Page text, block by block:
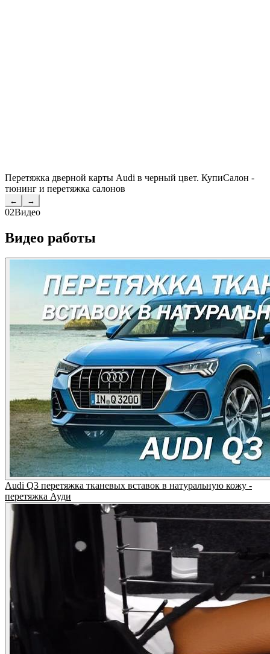
Перетяжка дверной карты Audi в черный цвет. КупиСалон -
тюнинг и перетяжка салонов
← →
02Видео
Видео работы
Audi Q3 перетяжка тканевых вставок в натуральную кожу -
перетяжка Ауди